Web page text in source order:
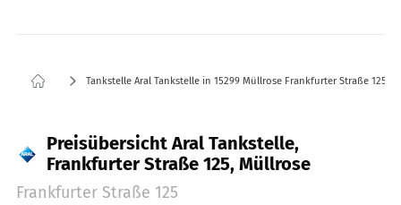
Tankstelle Aral Tankstelle in 15299 Müllrose Frankfurter Straße 125
Preisübersicht Aral Tankstelle,
Frankfurter Straße 125, Müllrose
Frankfurter Straße 125